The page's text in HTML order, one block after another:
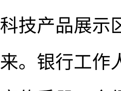
科技产品展示
来。银行工作